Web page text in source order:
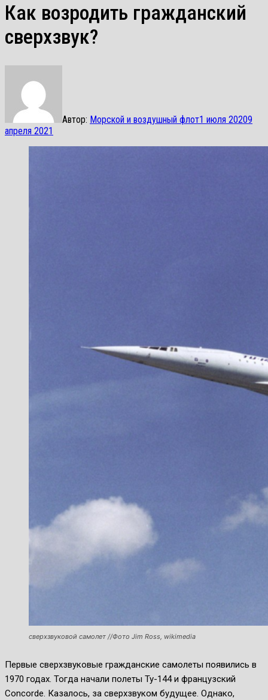
Как возродить гражданский
сверхзвук?
Автор: Морской и воздушный флот1 июля 20209
апреля 2021
сверхзвуковой самолет //Фото Jim Ross, wikimedia
Первые сверхзвуковые гражданские самолеты появились в
1970 годах. Тогда начали полеты Ту-144 и французский
Concorde. Казалось, за сверхзвуком будущее. Однако,